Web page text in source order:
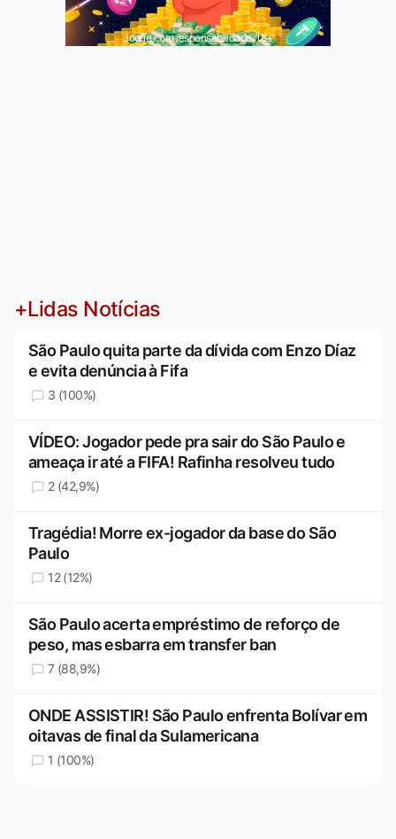
Jogue com responsabilidade. 18+
+Lidas Notícias
São Paulo quita parte da dívida com Enzo Díaz
e evita denúncia à Fifa
3 (100%)
VÍDEO: Jogador pede pra sair do São Paulo e
ameaça ir até a FIFA! Rafinha resolveu tudo
2 (42,9%)
Tragédia! Morre ex-jogador da base do São
Paulo
12 (12%)
São Paulo acerta empréstimo de reforço de
peso, mas esbarra em transfer ban
7 (88,9%)
ONDE ASSISTIR! São Paulo enfrenta Bolívar em
oitavas de final da Sulamericana
1 (100%)